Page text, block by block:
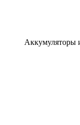
Аккумуляторы